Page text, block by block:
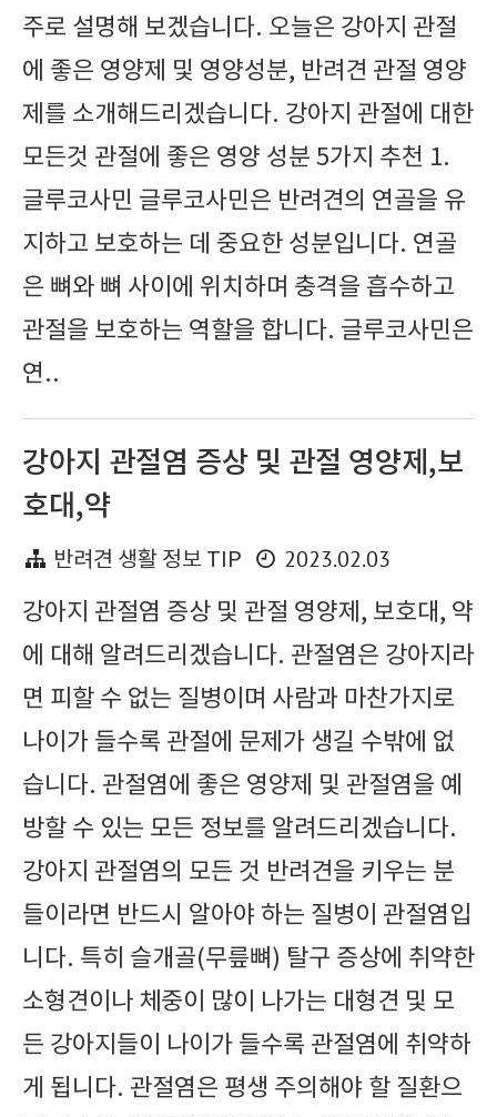
주로 설명해 보겠습니다. 오늘은 강아지 관절
에 좋은 영양제 및 영양성분, 반려견 관절 영양
제를 소개해드리겠습니다. 강아지 관절에 대한
모든것 관절에 좋은 영양 성분 5가지 추천 1.
글루코사민 글루코사민은 반려견의 연골을 유
지하고 보호하는 데 중요한 성분입니다. 연골
은 뼈와 뼈 사이에 위치하며 충격을 흡수하고
관절을 보호하는 역할을 합니다. 글루코사민은
연..
강아지 관절염 증상 및 관절 영양제,보
호대,약
반려견 생활 정보 TIP
2023.02.03
강아지 관절염 증상 및 관절 영양제, 보호대, 약
에 대해 알려드리겠습니다. 관절염은 강아지라
면 피할 수 없는 질병이며 사람과 마찬가지로
나이가 들수록 관절에 문제가 생길 수밖에 없
습니다. 관절염에 좋은 영양제 및 관절염을 예
방할 수 있는 모든 정보를 알려드리겠습니다.
강아지 관절염의 모든 것 반려견을 키우는 분
들이라면 반드시 알아야 하는 질병이 관절염입
니다. 특히 슬개골(무릎뼈) 탈구 증상에 취약한
소형견이나 체중이 많이 나가는 대형견 및 모
든 강아지들이 나이가 들수록 관절염에 취약하
게 됩니다. 관절염은 평생 주의해야 할 질환으